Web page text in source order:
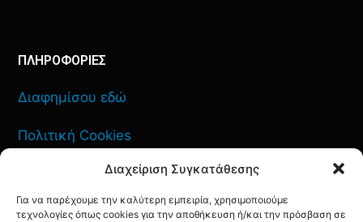
Διαχείριση Συγκατάθεσης
Για να παρέχουμε την καλύτερη εμπειρία, χρησιμοποιούμε
τεχνολογίες όπως cookies για την αποθήκευση ή/και την πρόσβαση σε
ΠΛΗΡΟΦΟΡΙΕΣ
Διαφημίσου εδώ
Πολιτική Cookies
Πολιτική Απορρήτου